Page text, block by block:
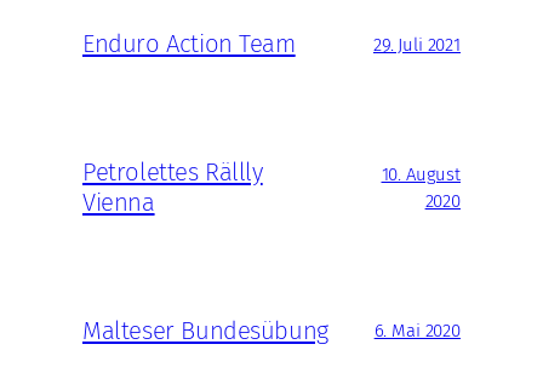
Enduro Action Team 29. Juli 2021
Petrolettes Rällly
Vienna
10. August
2020
Malteser Bundesübung 6. Mai 2020